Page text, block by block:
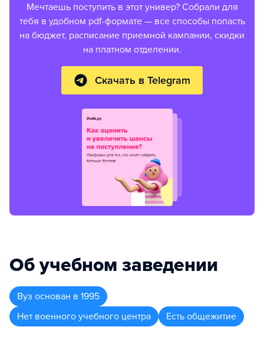
Мечтаешь поступить в этот универ? Собрали для
тебя в удобном pdf-формате — все способы попасть
на бюджет, расписание приемной кампании, скидки
на платном отделении.
Скачать в Telegram
Об учебном заведении
Вуз основан в 1995
Нет военного учебного центра
Есть общежитие